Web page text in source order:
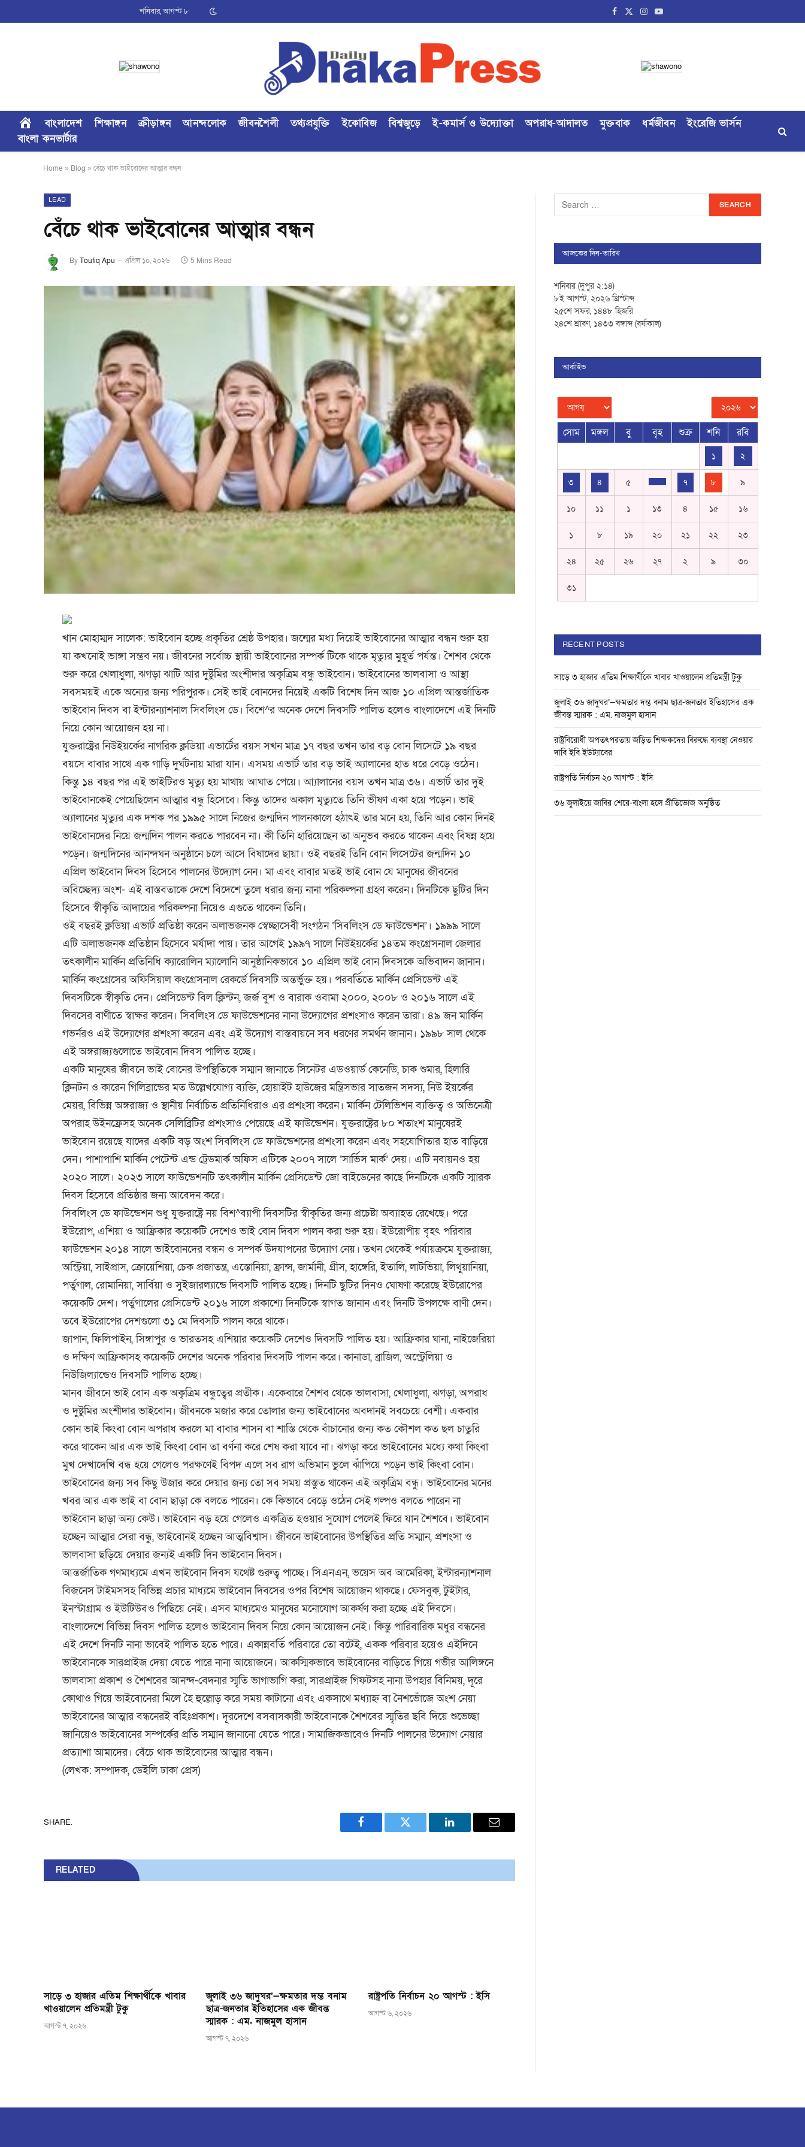
শনিবার, আগস্ট ৮ Facebook
X
Instagram
YouTube
বাংলাদেশ শিক্ষাঙ্গন ক্রীড়াঙ্গন আনন্দলোক জীবনশৈলী তথ্যপ্রযুক্তি ইকোবিজ বিশ্বজুড়ে ই-কমার্স ও উদ্যোক্তা অপরাধ-আদালত মুক্তবাক ধর্মজীবন
ইংরেজি ভার্সন
বাংলা কনভার্টার
Home » Blog » বেঁচে থাক ভাইবোনের আত্মার বন্ধন
LEAD
বেঁচে থাক ভাইবোনের আত্মার বন্ধন
ByToufiq Apu এপ্রিল ১০, ২০২৬ 5 Mins Read
খান মোহাম্মদ সালেক: ভাইবোন হচ্ছে প্রকৃতির শ্রেষ্ঠ উপহার। জন্মের মধ্য দিয়েই ভাইবোনের আত্মার বন্ধন শুরু হয়
যা কখনোই ভাঙ্গা সম্ভব নয়। জীবনের সর্বে️াচ্চ স্থায়ী ভাইবোনের সম্পর্ক️ টিকে থাকে মৃত্যুর মুহূর্ত️ পর্য️ন্ত। শৈশব থেকে
শুরু করে খেলাধুলা, ঝগড়া ঝাটি আর দুষ্টুমির অংশীদার অকৃত্রিম বন্ধু ভাইবোন। ভাইবোনের ভালবাসা ও আস্থা
সবসময়ই একে অন্যের জন্য পরিপুরক। সেই ভাই বোনদের নিয়েই একটি বিশেষ দিন আজ ১০ এপ্রিল আন্তর্জ️াতিক
ভাইবোন দিবস বা ইন্টারন্যাশনাল সিবলিংস ডে। বিশে^র অনেক দেশে দিবসটি পালিত হলেও বাংলাদেশে এই দিনটি
নিয়ে কোন আয়োজন হয় না।
যুক্তরাষ্ট্রের নিউইয়র্কে️র নাগরিক ক্লডিয়া এভার্টে️র বয়স সখন মাত্র ১৭ বছর তখন তার বড় বোন লিসেটে ১৯ বছর
বয়সে বাবার সাথে এক গাড়ি দুর্ঘ️টনায় মারা যান। এসময় এভার্ট️ তার বড় ভাই অ্যালানের হাত ধরে বেড়ে ওঠেন।
কিন্তু ১৪ বছর পর এই ভাইটিরও মৃত্যু হয় মাথায় আঘাত পেয়ে। আ্যালানের বয়স তখন মাত্র ৩৬। এভার্ট️ তার দুই
ভাইবোনকেই পেয়েছিলেন আত্মার বন্ধু হিসেবে। কিন্তু তাদের অকাল মৃত্যুতে তিনি ভীষণ একা হয়ে পড়েন। ভাই
অ্যালানের মৃত্যুর এক দশক পর ১৯৯৫ সালে নিজের জন্মদিন পালনকালে হঠাৎই তার মনে হয়, তিনি আর কোন দিনই
ভাইবোনদের নিয়ে জন্মদিন পালন করতে পারবেন না। কী তিনি হারিয়েছেন তা অনুভব করতে থাকেন এবং বিষন্ন হয়ে
পড়েন। জন্মদিনের আনন্দঘন অনুষ্ঠানে চলে আসে বিষাদের ছায়া। ওই বছরই তিনি বোন লিসেটের জন্মদিন ১০
এপ্রিল ভাইবোন দিবস হিসেবে পালনের উদ্যোগ নেন। মা এবং বাবার মতই ভাই বোন যে মানুষের জীবনের
অবিচ্ছেদ্য অংশ- এই বাস্তবতাকে দেশে বিদেশে তুলে ধরার জন্য নানা পরিকল্পনা গ্রহণ করেন। দিনটিকে ছুটির দিন
হিসেবে স্বীকৃতি আদায়ের পরিকল্পনা নিয়েও এগুতে থাকেন তিনি।
ওই বছরই ক্লডিয়া এভার্ট️ প্রতিষ্ঠা করেন অলাভজনক স্বেচ্ছাসেবী সংগঠন ‘সিবলিংস ডে ফাউন্ডেশন’। ১৯৯৯ সালে
এটি অলাভজনক প্রতিষ্ঠান হিসেবে মর্য️াদা পায়। তার আগেই ১৯৯৭ সালে নিউইয়র্কে️র ১৪তম কংগ্রেসনাল জেলার
তৎকালীন মার্কি️ন প্রতিনিধি ক্যারোলিন ম্যালোনি আনুষ্ঠানিকভাবে ১০ এপ্রিল ভাই বোন দিবসকে অভিবাদন জানান।
মার্কি️ন কংগ্রেসের অফিসিয়াল কংগ্রেসনাল রেকর্ডে️ দিবসটি অন্তর্ভ️ুক্ত হয়। পরবর্তি️তে মার্কি️ন প্রেসিডেন্ট এই
দিবসটিকে স্বীকৃতি দেন। প্রেসিডেন্ট বিল ক্লিন্টন, জর্জ️ বুশ ও বারাক ওবামা ২০০০, ২০০৮ ও ২০১৬ সালে এই
দিবসের বাণীতে স্বাক্ষর করেন। সিবলিংস ডে ফাউন্ডেশনের নানা উদ্যোগের প্রশংসাও করেন তারা। ৪৯ জন মার্কি️ন
গভর্ন️রও এই উদ্যোগের প্রশংসা করেন এবং এই উদ্যোগ বাস্তবায়নে সব ধরণের সমর্থ️ন জানান। ১৯৯৮ সাল থেকে
এই অঙ্গরাজ্যগুলোতে ভাইবোন দিবস পালিত হচ্ছে।
একটি মানুষের জীবনে ভাই বোনের উপস্থিতিকে সম্মান জানাতে সিনেটর এডওয়ার্ড️ কেনেডি, চাক শুমার, হিলারি
ক্লিনটন ও কারেন গিলিব্রান্ডের মত উল্লেখযোগ্য ব্যক্তি, হোয়াইট হাউজের মন্ত্রিসভার সাতজন সদস্য, নিউ ইয়র্কে️র
মেয়র, বিভিন্ন অঙ্গরাজ্য ও স্থানীয় নির্ব️াচিত প্রতিনিধিরাও এর প্রশংসা করেন। মার্কি️ন টেলিভিশন ব্যক্তিত্ব ও অভিনেত্রী
অপরাহ উইনফ্রেসহ অনেক সেলিব্রিটির প্রশংসাও পেয়েছে এই ফাউন্ডেশন। যুক্তরাষ্ট্রের ৮০ শতাংশ মানুষেরই
ভাইবোন রয়েছে যাদের একটি বড় অংশ সিবলিংস ডে ফাউন্ডেশনের প্রশংসা করেন এবং সহযোগিতার হাত বাড়িয়ে
দেন। পাশাপাশি মার্কি️ন পেটেন্ট এন্ড ট্রেডমার্ক️ অফিস এটিকে ২০০৭ সালে ‘সার্ভি️স মার্ক️’ দেয়। এটি নবায়নও হয়
২০২০ সালে। ২০২৩ সালে ফাউন্ডেশনটি তৎকালীন মার্কি️ন প্রেসিডেন্ট জো বাইডেনের কাছে দিনটিকে একটি স্মারক
দিবস হিসেবে প্রতিষ্ঠার জন্য আবেদন করে।
সিবলিংস ডে ফাউন্ডেশন শুধু যুক্তরাষ্ট্রে নয় বিশ^ব্যাপী দিবসটির স্বীকৃতির জন্য প্রচেষ্টা অব্যাহত রেখেছে। পরে
ইউরোপ, এশিয়া ও আফ্রিকার কয়েকটি দেশেও ভাই বোন দিবস পালন করা শুরু হয়। ইউরোপীয় বৃহৎ পরিবার
ফাউন্ডেশন ২০১৪ সালে ভাইবোনদের বন্ধন ও সম্পর্ক️ উদযাপনের উদ্যোগ নেয়। তখন থেকেই পর্য️ায়ক্রমে যুক্তরাজ্য,
অস্ট্রিয়া, সাইপ্রাস, ক্রোয়েশিয়া, চেক প্রজাতন্ত্র, এস্তোনিয়া, ফ্রান্স, জার্ম️ানী, গ্রীস, হাঙ্গেরি, ইতালি, লাটভিয়া, লিথুয়ানিয়া,
পর্ত️ুগাল, রোমানিয়া, সার্বি️য়া ও সুইজারল্যান্ডে দিবসটি পালিত হচ্ছে। দিনটি ছুটির দিনও ঘোষণা করেছে ইউরোপের
কয়েকটি দেশ। পর্ত️ুগালের প্রেসিডেন্ট ২০১৬ সালে প্রকাশ্যে দিনটিকে স্বাগত জানান এবং দিনটি উপলক্ষে বাণী দেন।
তবে ইউরোপের দেশগুলো ৩১ মে দিবসটি পালন করে থাকে।
জাপান, ফিলিপাইন, সিঙ্গাপুর ও ভারতসহ এশিয়ার কয়েকটি দেশেও দিবসটি পালিত হয়। আফ্রিকার ঘানা, নাইজেরিয়া
ও দক্ষিণ আফ্রিকাসহ কয়েকটি দেশের অনেক পরিবার দিবসটি পালন করে। কানাডা, ব্রাজিল, অস্ট্রেলিয়া ও
নিউজিল্যান্ডেও দিবসটি পালিত হচ্ছে।
মানব জীবনে ভাই বোন এক অকৃত্রিম বন্ধুত্বের প্রতীক। একেবারে শৈশব থেকে ভালবাসা, খেলাধুলা, ঝগড়া, অপরাধ
ও দুষ্টুমির অংশীদার ভাইবোন। জীবনকে মজার করে তোলার জন্য ভাইবোনের অবদানই সবচেয়ে বেশী। একবার
কোন ভাই কিংবা বোন অপরাধ করলে মা বাবার শাসন বা শাস্তি থেকে বাঁচানোর জন্য কত কৌশল কত ছল চাতুরি
করে থাকেন আর এক ভাই কিংবা বোন তা বর্ণ️না করে শেষ করা যাবে না। ঝগড়া করে ভাইবোনের মধ্যে কথা কিংবা
মুখ দেখাদেখি বন্ধ হয়ে গেলেও পরক্ষণেই বিপদ এলে সব রাগ অভিমান ভুলে ঝাঁপিয়ে পড়েন ভাই কিংবা বোন।
ভাইবোনের জন্য সব কিছু উজার করে দেয়ার জন্য তো সব সময় প্রস্তুত থাকেন এই অকৃত্রিম বন্ধু। ভাইবোনের মনের
খবর আর এক ভাই বা বোন ছাড়া কে বলতে পারেন। কে কিভাবে বেড়ে ওঠেন সেই গল্পও বলতে পারেন না
ভাইবোন ছাড়া অন্য কেউ। ভাইবোন বড় হয়ে গেলেও একত্রিত হওয়ার সুযোগ পেলেই ফিরে যান শৈশবে। ভাইবোন
হচ্ছেন আত্মার সেরা বন্ধু, ভাইবোনই হচ্ছেন আত্মবিশ্বাস। জীবনে ভাইবোনের উপস্থিতির প্রতি সম্মান, প্রশংসা ও
ভালবাসা ছড়িয়ে দেয়ার জন্যই একটি দিন ভাইবোন দিবস।
আন্তর্জাতিক গণমাধ্যমে এখন ভাইবোন দিবস যথেষ্ট গুরুত্ব পাচ্ছে। সিএনএন, ভয়েস অব আমেরিকা, ইন্টারন্যাশনাল
বিজনেস টাইমসসহ বিভিন্ন প্রচার মাধ্যমে ভাইবোন দিবসের ওপর বিশেষ আয়োজন থাকছে। ফেসবুক, টুইটার,
ইনস্টাগ্রাম ও ইউটিউবও পিছিয়ে নেই। এসব মাধ্যমেও মানুষের মনোযোগ আকর্ষ️ণ করা হচ্ছে এই দিবসে।
বাংলাদেশে বিভিন্ন দিবস পালিত হলেও ভাইবোন দিবস নিয়ে কোন আয়োজন নেই। কিন্তু পারিবারিক মধুর বন্ধনের
এই দেশে দিনটি নানা ভাবেই পালিত হতে পারে। একান্নবর্তি️ পরিবারে তো বটেই, একক পরিবার হয়েও এইদিনে
ভাইবোনকে সারপ্রাইজ দেয়া যেতে পারে নানা আয়োজনে। আকস্মিকভাবে ভাইবোনের বাড়িতে গিয়ে গভীর আলিঙ্গনে
ভালবাসা প্রকাশ ও শৈশবের আনন্দ-বেদনার স্মৃতি ভাগাভাগি করা, সারপ্রাইজ গিফটসহ নানা উপহার বিনিময়, দূরে
কোথাও গিয়ে ভাইবোনেরা মিলে হৈ হুল্লোড় করে সময় কাটানো এবং একসাথে মধ্যাহ্ন বা নৈশভোঁজে অংশ নেয়া
ভাইবোনের আত্মার বন্ধনেরই বহিঃপ্রকাশ। দূরদেশে বসবাসকারী ভাইবোনকে শৈশবের স্মৃতির ছবি দিয়ে শুভেচ্ছা
জানিয়েও ভাইবোনের সম্পর্কে️র প্রতি সম্মান জানানো যেতে পারে। সামাজিকভাবেও দিনটি পালনের উদ্যোগ নেয়ার
প্রত্যাশা আমাদের। বেঁচে থাক ভাইবোনের আত্মার বন্ধন।
(লেখক: সম্পাদক, ডেইলি ঢাকা প্রেস)
SHARE.
FacebookTwitter LinkedIn Email
RELATED
সাড়ে ৩ হাজার এতিম শিক্ষার্থীকে খাবার
খাওয়ালেন প্রতিমন্ত্রী টুকু
আগস্ট ৭, ২০২৬
জুলাই ৩৬ জাদুঘর’—ক্ষমতার দম্ভ বনাম
ছাত্র-জনতার ইতিহাসের এক জীবন্ত
স্মারক : এম. নাজমুল হাসান
আগস্ট ৭, ২০২৬
রাষ্ট্রপতি নির্বাচন ২০ আগস্ট : ইসি
আগস্ট ৬, ২০২৬
আজকের দিন-তারিখ
শনিবার (দুপুর ২:১৪)
৮ই আগস্ট, ২০২৬ খ্রিস্টাব্দ
২৫শে সফর, ১৪৪৮ হিজরি
২৪শে শ্রাবণ, ১৪৩৩ বঙ্গাব্দ (বর্ষাকাল)
আর্কাইভ
সোম মঙ্গল বু বৃহ শুক্র শনি রবি
১ ২
৩ ৪ ৫ ৭ ৮ ৯
১০ ১১ ১ ১৩ ৪ ১৫ ১৬
১ ৮ ১৯ ২০ ২১ ২২ ২৩
২৪ ২৫ ২৬ ২৭ ২ ৯ ৩০
৩১
RECENT POSTS
সাড়ে ৩ হাজার এতিম শিক্ষার্থীকে খাবার খাওয়ালেন প্রতিমন্ত্রী টুকু
জুলাই ৩৬ জাদুঘর’—ক্ষমতার দম্ভ বনাম ছাত্র-জনতার ইতিহাসের এক
জীবন্ত স্মারক : এম. নাজমুল হাসান
রাষ্ট্রবিরোধী অপতৎপরতায় জড়িত শিক্ষকদের বিরুদ্ধে ব্যবস্থা নেওয়ার
দাবি ইবি ইউট্যাবের
রাষ্ট্রপতি নির্বাচন ২০ আগস্ট : ইসি
৩৬ জুলাইয়ে জাবির শেরে-বাংলা হলে প্রীতিভোজ অনুষ্ঠিত